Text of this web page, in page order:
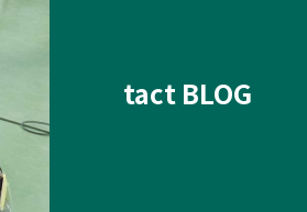
tact BLOG